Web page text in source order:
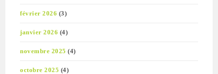
février 2026 (3)
janvier 2026 (4)
novembre 2025 (4)
octobre 2025 (4)